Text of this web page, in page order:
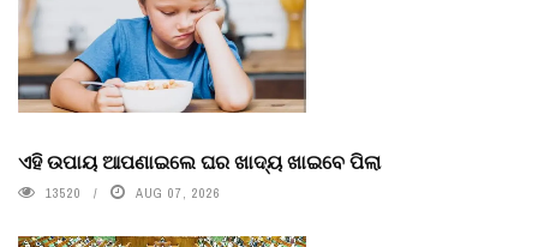
ଏହି ଉପାୟ ଆପଣାଇଲେ ଘର ଖାଦ୍ୟ ଖାଇବେ ପିଲା
13520 AUG 07, 2026